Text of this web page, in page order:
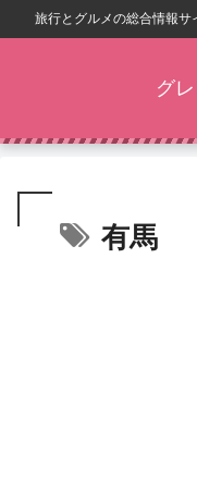
旅行とグルメの総合情報サ
グ
有馬